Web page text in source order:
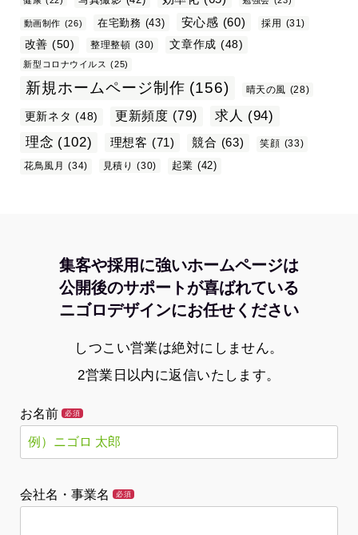
動画制作 (26) 在宅勤務 (43) 安心感 (60) 採用 (31)
改善 (50) 整理整頓 (30) 文章作成 (48)
新型コロナウイルス (25)
新規ホームページ制作 (156) 晴天の風 (28)
更新ネタ (48) 更新頻度 (79) 求人 (94)
理念 (102) 理想客 (71) 競合 (63) 笑顔 (33)
花鳥風月
(34) 見積り (30) 起業 (42)
集客や採用に強いホームページは
公開後のサポートが喜ばれている
ニゴロデザインにお任せください
しつこい営業は絶対にしません。
2営業日以内に返信いたします。
お名前 必須
会社名・事業名 必須